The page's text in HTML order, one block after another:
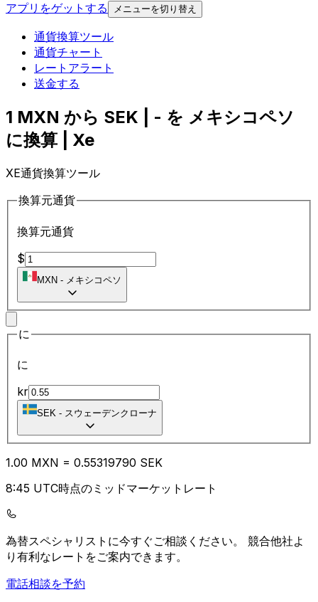
アプリをゲットする
メニューを切り替え
通貨換算ツール
通貨チャート
レートアラート
送金する
1 MXN から SEK | - を メキシコペソ
に換算 | Xe
XE通貨換算ツール
換算元通貨
換算元通貨
$
MXN - メキシコペソ
に
に
kr
SEK - スウェーデンクローナ
1.00 MXN = 0.55319790 SEK
8:45 UTC時点のミッドマーケットレート
為替スペシャリストに今すぐご相談ください。 競合他社よ
り有利なレートをご案内できます。
電話相談を予約